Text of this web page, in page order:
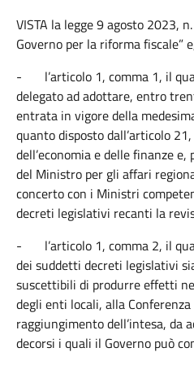
VISTA la legge 9 agosto 2023,
Governo per la riforma fiscale”
- l’articolo 1, comma 1, il
delegato ad adottare, entro
entrata in vigore della
quanto disposto dall’articolo
dell’economia e delle finanze
del Ministro per gli affari
concerto con i Ministri
decreti legislativi recanti la
- l’articolo 1, comma 2, il
dei suddetti decreti legislativi
suscettibili di produrre effetti
degli enti locali, alla
raggiungimento dell’intesa, da
decorsi i quali il Governo può